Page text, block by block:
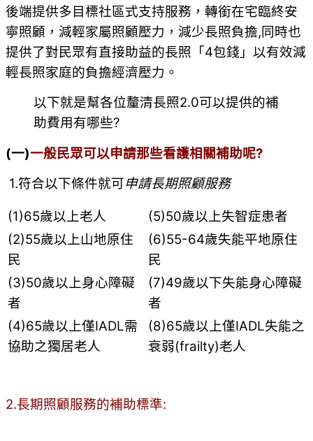
後端提供多目標社區式支持服務，轉銜在宅臨終安
寧照顧，減輕家屬照顧壓力，減少長照負擔,同時也
提供了對民眾有直接助益的長照「4包錢」以有效減
輕長照家庭的負擔經濟壓力。
以下就是幫各位釐清長照2.0可以提供的補
助費用有哪些?
(一)一般民眾可以申請那些看護相關補助呢?
1.符合以下條件就可申請長期照顧服務
(1)65歲以上老人
(5)50歲以上失智症患者
(2)55歲以上山地原住
民
(6)55-64歲失能平地原住
民
(3)50歲以上身心障礙
者
(7)49歲以下失能身心障礙
者
(4)65歲以上僅IADL需
協助之獨居老人
(8)65歲以上僅IADL失能之
衰弱(frailty)老人
2.長期照顧服務的補助標準: